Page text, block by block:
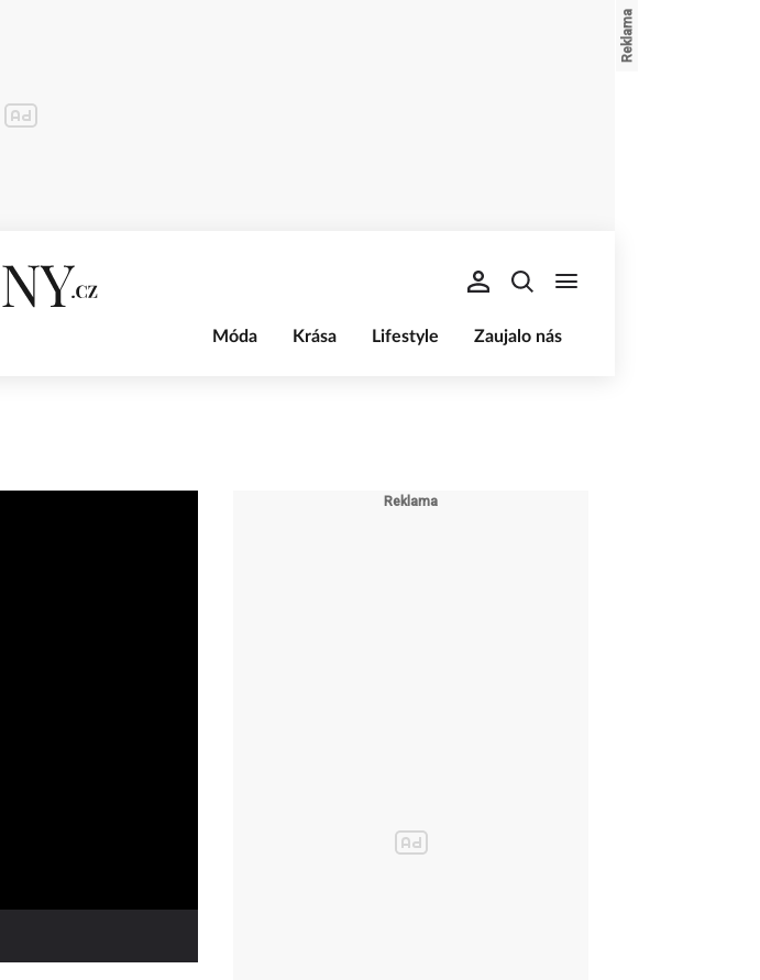
Móda Krása Lifestyle Zaujalo nás